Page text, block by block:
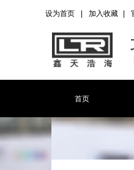
设为首页 加入收藏
首页